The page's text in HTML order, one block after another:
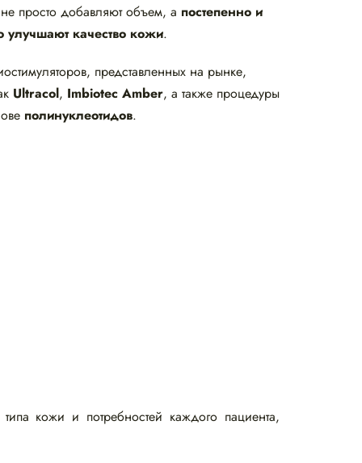
просто добавляют объем, а постепенно и
улучшают качество кожи.
представленных на рынке,
Ultracol, Imbiotec Amber, а также процедуры
полинуклеотидов.
кожи и потребностей каждого пациента,